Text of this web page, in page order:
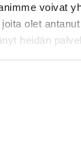
voivat
olet
heidän